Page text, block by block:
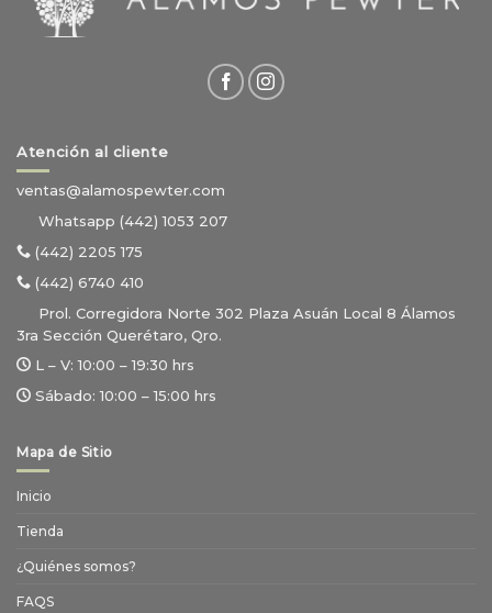
Atención al cliente
ventas@alamospewter.com
Whatsapp (442) 1053 207
(442) 2205 175
(442) 6740 410
Prol. Corregidora Norte 302 Plaza Asuán Local 8 Álamos
3ra Sección Querétaro, Qro.
L – V: 10:00 – 19:30 hrs
Sábado: 10:00 – 15:00 hrs
Mapa de Sitio
Inicio
Tienda
¿Quiénes somos?
FAQS